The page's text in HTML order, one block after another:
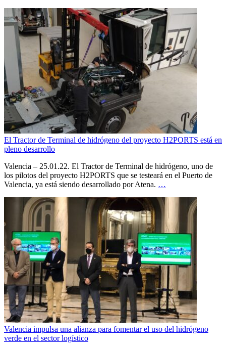
El Tractor de Terminal de hidrógeno del proyecto H2PORTS está en
pleno desarrollo
Valencia – 25.01.22. El Tractor de Terminal de hidrógeno, uno de
los pilotos del proyecto H2PORTS que se testeará en el Puerto de
Valencia, ya está siendo desarrollado por Atena. …
Valencia impulsa una alianza para fomentar el uso del hidrógeno
verde en el sector logístico